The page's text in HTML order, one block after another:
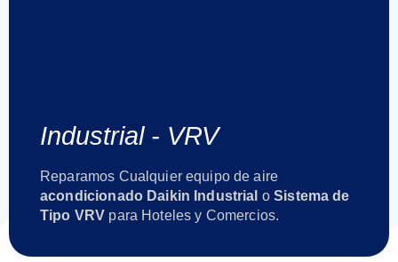
Industrial - VRV
Reparamos Cualquier equipo de aire
acondicionado Daikin Industrial oSistema de
Tipo VRV para Hoteles y Comercios.